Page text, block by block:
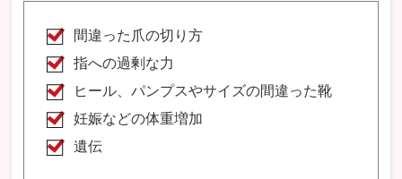
間違った爪の切り方
指への過剰な力
ヒール、パンプスやサイズの間違った靴
妊娠などの体重増加
遺伝